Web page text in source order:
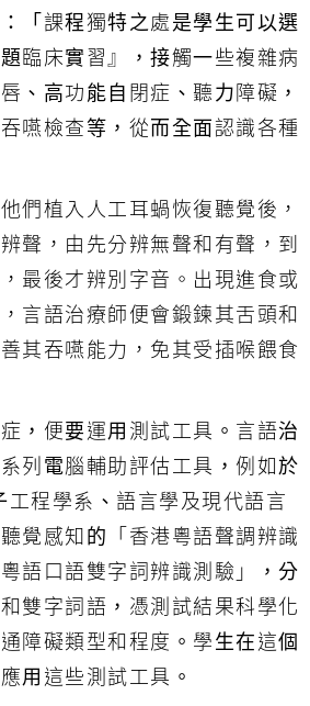
「課程獨特之處是學生可以選
臨床實習』，接觸一些複雜病
、高功能自閉症、聽力障礙，
嚥檢查等，從而全面認識各種
們植入人工耳蝸恢復聽覺後，
聲，由先分辨無聲和有聲，到
最後才辨別字音。出現進食或
言語治療師便會鍛鍊其舌頭和
其吞嚥能力，免其受插喉餵食
，便要運用測試工具。言語治
列電腦輔助評估工具，例如於
程學系、語言學及現代語言
覺感知的「香港粵語聲調辨識
語口語雙字詞辨識測驗」，分
雙字詞語，憑測試結果科學化
障礙類型和程度。學生在這個
用這些測試工具。